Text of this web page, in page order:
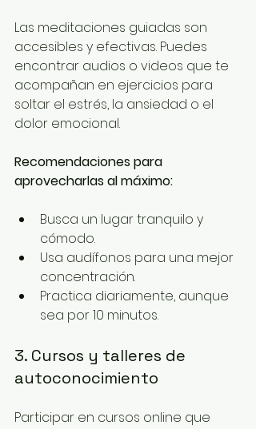
Las meditaciones guiadas son
accesibles y efectivas. Puedes
encontrar audios o videos que te
acompañan en ejercicios para
soltar el estrés, la ansiedad o el
dolor emocional.
Recomendaciones para
aprovecharlas al máximo:
Busca un lugar tranquilo y
cómodo.
Usa audífonos para una mejor
concentración.
Practica diariamente, aunque
sea por 10 minutos.
3. Cursos y talleres de
autoconocimiento
Participar en cursos online que